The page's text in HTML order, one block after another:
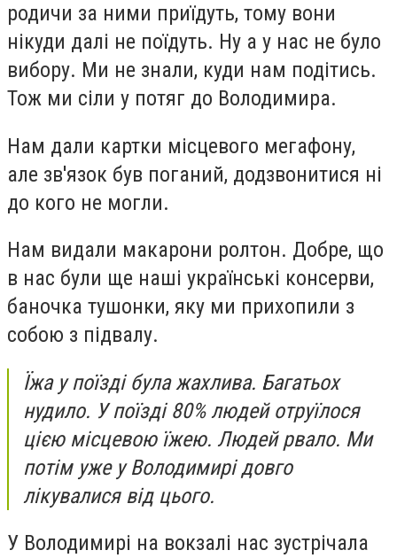
родичи за ними приїдуть, тому вони
нікуди далі не поїдуть. Ну а у нас не було
вибору. Ми не знали, куди нам подітись.
Тож ми сіли у потяг до Володимира.
Нам дали картки місцевого мегафону,
але зв'язок був поганий, додзвонитися ні
до кого не могли.
Нам видали макарони ролтон. Добре, що
в нас були ще наші українські консерви,
баночка тушонки, яку ми прихопили з
собою з підвалу.
Їжа у поїзді була жахлива. Багатьох
нудило. У поїзді 80% людей отруїлося
цією місцевою їжею. Людей рвало. Ми
потім уже у Володимирі довго
лікувалися від цього.
У Володимирі на вокзалі нас зустрічала